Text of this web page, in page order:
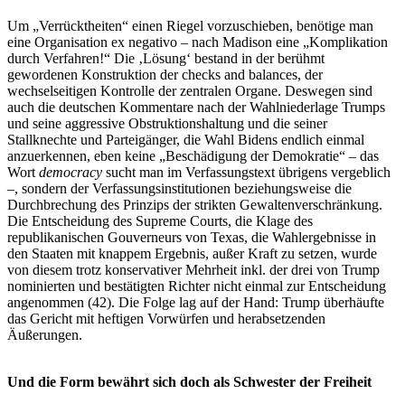
Um „Verrücktheiten“ einen Riegel vorzuschieben, benötige man
eine Organisation ex negativo – nach Madison eine „Komplikation
durch Verfahren!“ Die ‚Lösung‘ bestand in der berühmt
gewordenen Konstruktion der checks and balances, der
wechselseitigen Kontrolle der zentralen Organe. Deswegen sind
auch die deutschen Kommentare nach der Wahlniederlage Trumps
und seine aggressive Obstruktionshaltung und die seiner
Stallknechte und Parteigänger, die Wahl Bidens endlich einmal
anzuerkennen, eben keine „Beschädigung der Demokratie“ – das
Wort democracy sucht man im Verfassungstext übrigens vergeblich
–, sondern der Verfassungsinstitutionen beziehungsweise die
Durchbrechung des Prinzips der strikten Gewaltenverschränkung.
Die Entscheidung des Supreme Courts, die Klage des
republikanischen Gouverneurs von Texas, die Wahlergebnisse in
den Staaten mit knappem Ergebnis, außer Kraft zu setzen, wurde
von diesem trotz konservativer Mehrheit inkl. der drei von Trump
nominierten und bestätigten Richter nicht einmal zur Entscheidung
angenommen (42). Die Folge lag auf der Hand: Trump überhäufte
das Gericht mit heftigen Vorwürfen und herabsetzenden
Äußerungen.
Und die Form bewährt sich doch als Schwester der Freiheit